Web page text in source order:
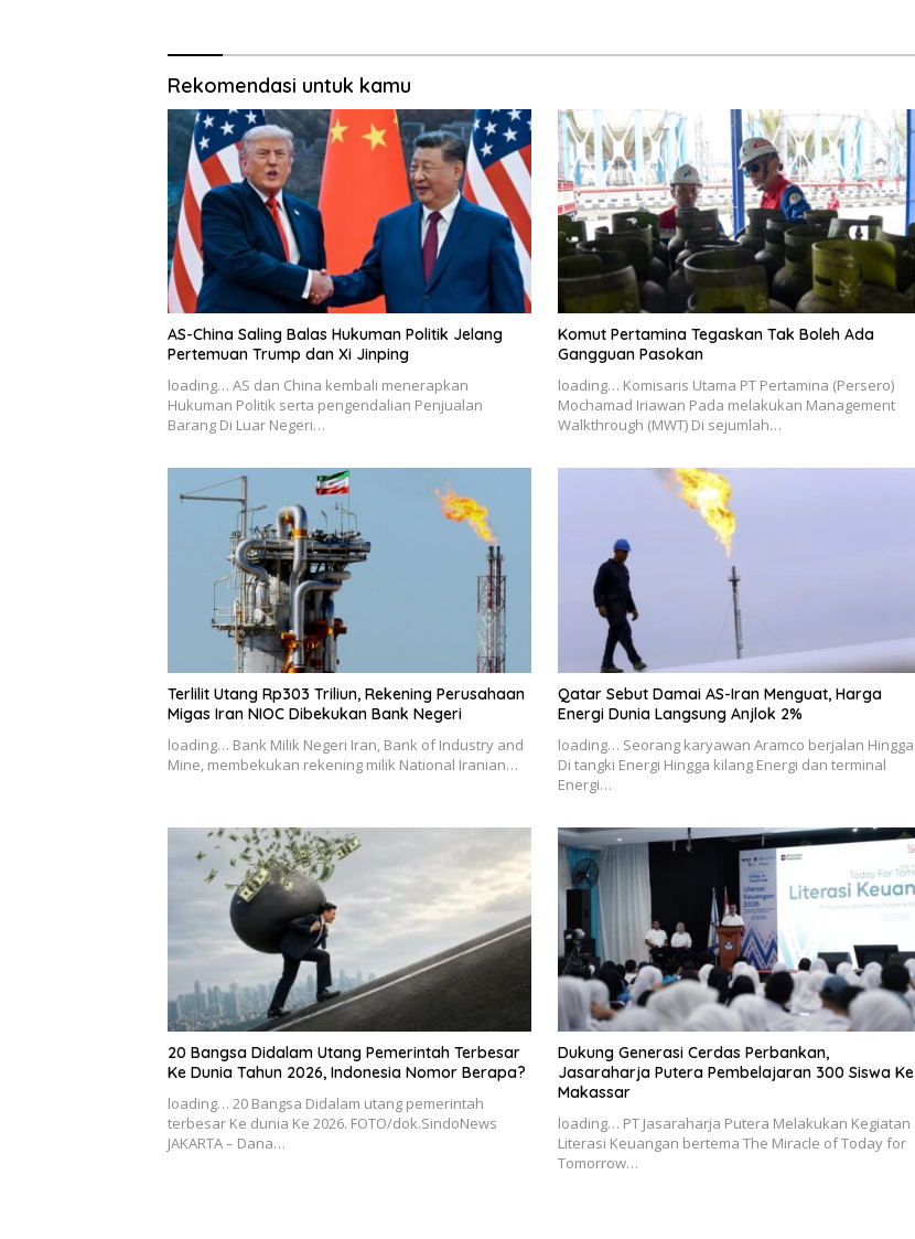
Rekomendasi untuk kamu
AS-China Saling Balas Hukuman Politik Jelang
Pertemuan Trump dan Xi Jinping
loading… AS dan China kembali menerapkan
Hukuman Politik serta pengendalian Penjualan
Barang Di Luar Negeri…
Komut Pertamina Tegaskan Tak Boleh Ada
Gangguan Pasokan
loading… Komisaris Utama PT Pertamina (Persero)
Mochamad Iriawan Pada melakukan Management
Walkthrough (MWT) Di sejumlah…
Terlilit Utang Rp303 Triliun, Rekening Perusahaan
Migas Iran NIOC Dibekukan Bank Negeri
loading… Bank Milik Negeri Iran, Bank of Industry and
Mine, membekukan rekening milik National Iranian…
Qatar Sebut Damai AS-Iran Menguat, Harga
Energi Dunia Langsung Anjlok 2%
loading… Seorang karyawan Aramco berjalan Hingga
Di tangki Energi Hingga kilang Energi dan terminal
Energi…
20 Bangsa Didalam Utang Pemerintah Terbesar
Ke Dunia Tahun 2026, Indonesia Nomor Berapa?
loading… 20 Bangsa Didalam utang pemerintah
terbesar Ke dunia Ke 2026. FOTO/dok.SindoNews
JAKARTA – Dana…
Dukung Generasi Cerdas Perbankan,
Jasaraharja Putera Pembelajaran 300 Siswa Ke
Makassar
loading… PT Jasaraharja Putera Melakukan Kegiatan
Literasi Keuangan bertema The Miracle of Today for
Tomorrow…